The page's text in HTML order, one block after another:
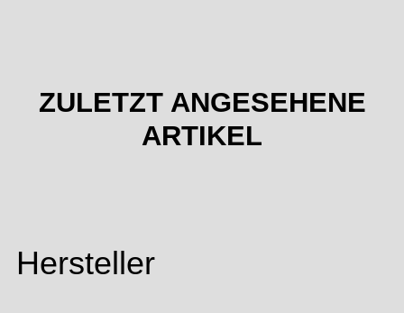
ZULETZT ANGESEHENE
ARTIKEL
Hersteller